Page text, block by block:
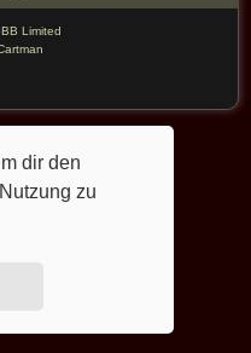
dir den
zu
Limited